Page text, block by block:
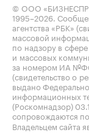
© ООО
1995–2026 .
агентства «РБК»
массовой
по надзору в
и массовых
за номером ИА
(свидетельство о
выдано
информационных
(Роскомнадзор)
сопровождаются
Владельцем сайта